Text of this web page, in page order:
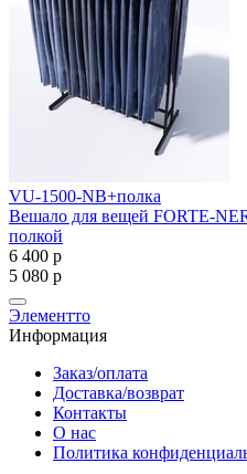
VU-1500-NB+полка
Вешало для вещей FORTE-
полкой
6 400 р
5 080 р
Элементто
Информация
Заказ/оплата
Доставка/возврат
Контакты
О нас
Политика